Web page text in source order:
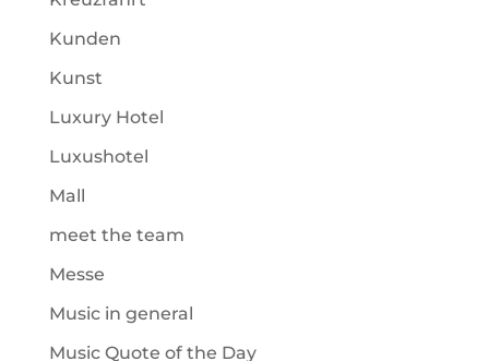
Kunden
Kunst
Luxury Hotel
Luxushotel
Mall
meet the team
Messe
Music in general
Music Quote of the Day